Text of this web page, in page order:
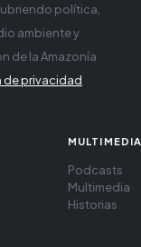
política,
ambiente y
de la Amazonía
de privacidad
MULTIMEDIA
Podcasts
Multimedia
Historias